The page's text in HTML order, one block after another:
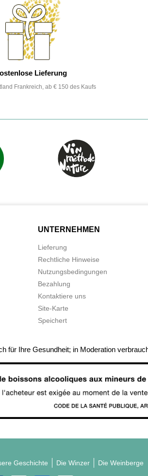
Lieferung
Frankreich, ab € 150 des Kaufs
UNTERNEHMEN
Lieferung
Rechtliche Hinweise
Nutzungsbedingungen
Bezahlung
Kontaktiere uns
Site-Karte
Speichert
für Ihre Gesundheit; in Moderation
Geschichte Die Winzer Die Weinberge